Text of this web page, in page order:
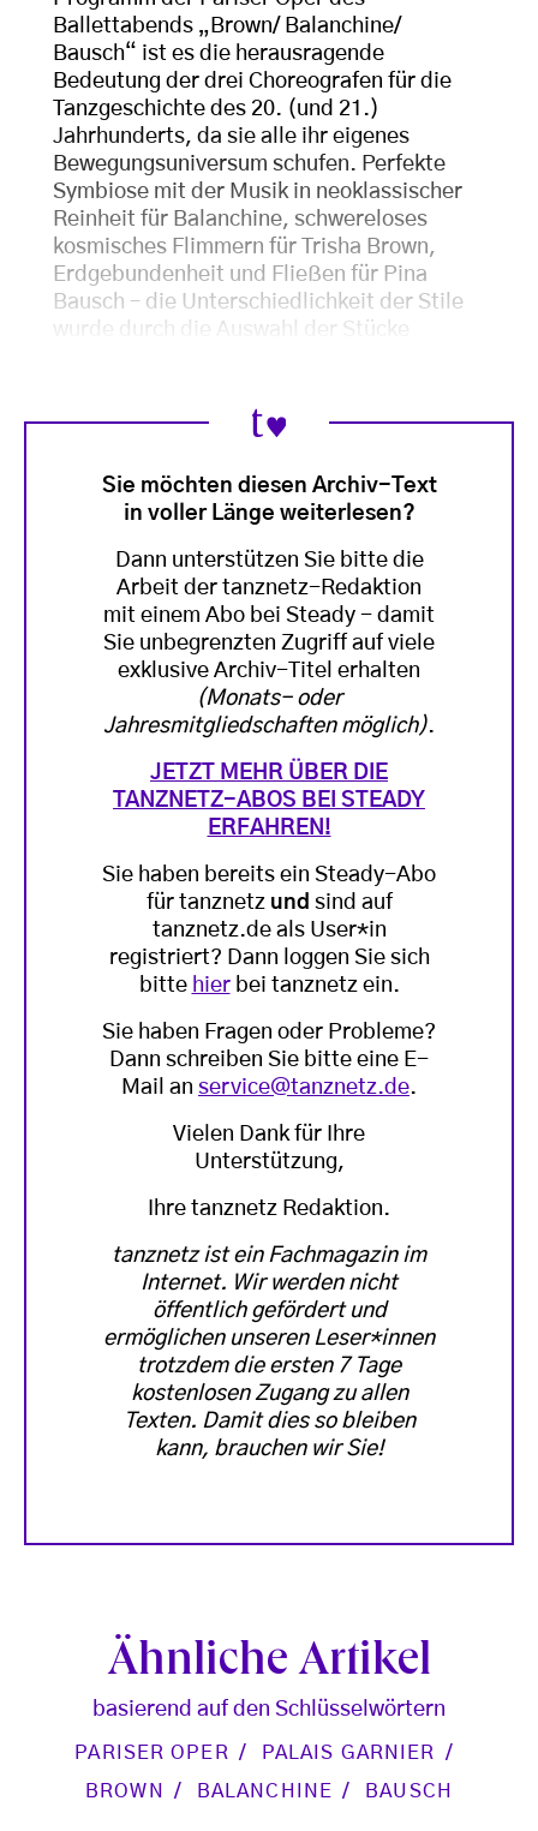
Ballettabends „Brown/ Balanchine/
Bausch“ ist es die herausragende
Bedeutung der drei Choreografen für die
Tanzgeschichte des 20. (und 21.)
Jahrhunderts, da sie alle ihr eigenes
Bewegungsuniversum schufen. Perfekte
Symbiose mit der Musik in neoklassischer
Reinheit für Balanchine, schwereloses
kosmisches Flimmern für Trisha Brown,
Erdgebundenheit und Fließen für Pina
Bausch – die Unterschiedlichkeit der Stile
wurde durch die Auswahl der Stücke
Sie möchten diesen Archiv-Text
in voller Länge weiterlesen?
Dann unterstützen Sie bitte die
Arbeit der tanznetz-Redaktion
mit einem Abo bei Steady - damit
Sie unbegrenzten Zugriff auf viele
exklusive Archiv-Titel erhalten
(Monats- oder
Jahresmitgliedschaften möglich).
JETZT MEHR ÜBER DIE
TANZNETZ-ABOS BEI STEADY
ERFAHREN!
Sie haben bereits ein Steady-Abo
für tanznetz und sind auf
tanznetz.de als User*in
registriert? Dann loggen Sie sich
bitte hierbei tanznetz ein.
Sie haben Fragen oder Probleme?
Dann schreiben Sie bitte eine E-
Mail an service@tanznetz.de.
Vielen Dank für Ihre
Unterstützung,
Ihre tanznetz Redaktion.
tanznetz ist ein Fachmagazin im
Internet. Wir werden nicht
öffentlich gefördert und
ermöglichen unseren Leser*innen
trotzdem die ersten 7 Tage
kostenlosen Zugang zu allen
Texten. Damit dies so bleiben
kann, brauchen wir Sie!
Ähnliche Artikel
basierend auf den Schlüsselwörtern
PARISER OPER
PALAIS GARNIER
BROWN
BALANCHINE BAUSCH